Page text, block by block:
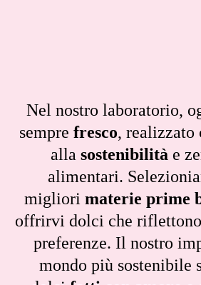
Nel nostro laboratorio,
sempre fresco, realizzato
alla sostenibilità e
alimentari.
migliori materie prime
offrirvi dolci che
preferenze. Il nostro
mondo più sostenibile